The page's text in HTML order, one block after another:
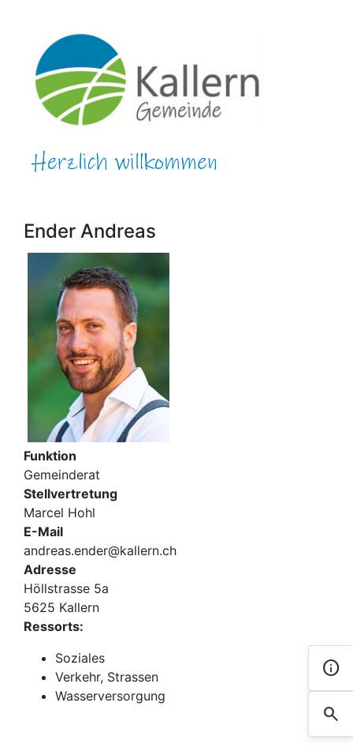
info
search
Ender Andreas
Funktion
Gemeinderat
Stellvertretung
Marcel Hohl
E-Mail
andreas.ender@kallern.ch
Adresse
Höllstrasse 5a
5625 Kallern
Ressorts:
Soziales
Verkehr, Strassen
Wasserversorgung